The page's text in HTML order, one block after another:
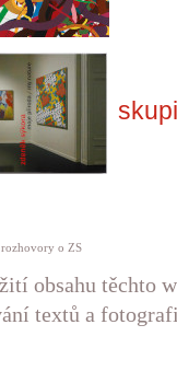
rozhovory o ZS
obsahu těchto
textů a